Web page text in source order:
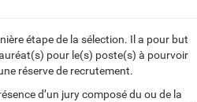
étape de la sélection. Il a pour but
pour le(s) poste(s) à pourvoir
réserve de recrutement.
d’un jury composé du ou de la